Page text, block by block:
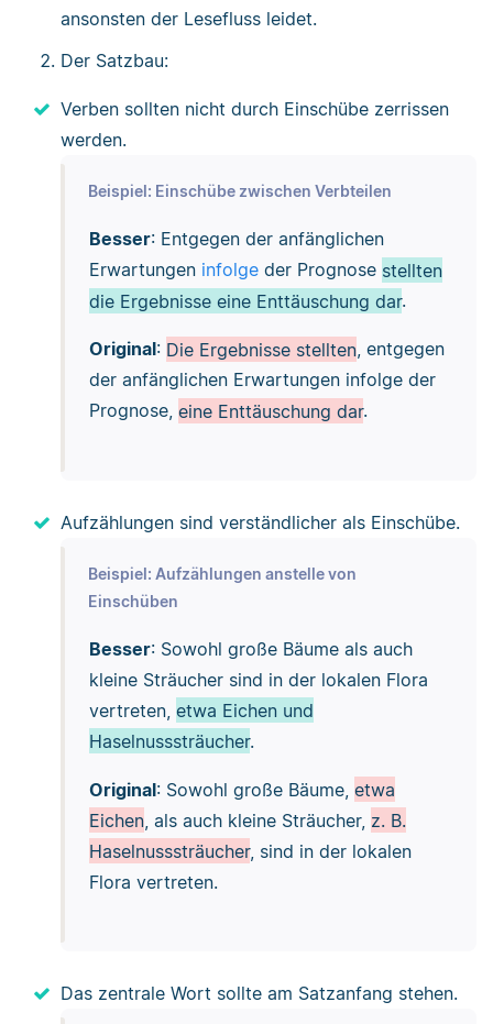
ansonsten der Lesefluss leidet.
Der Satzbau:
Verben sollten nicht durch Einschübe zerrissen
werden.
Beispiel: Einschübe zwischen Verbteilen
Besser: Entgegen der anfänglichen
Erwartungen infolgeder Prognose stellten
die Ergebnisse eine Enttäuschung dar.
Original: Die Ergebnisse stellten, entgegen
der anfänglichen Erwartungen infolge der
Prognose, eine Enttäuschung dar.
Aufzählungen sind verständlicher als Einschübe.
Beispiel: Aufzählungen anstelle von
Einschüben
Besser: Sowohl große Bäume als auch
kleine Sträucher sind in der lokalen Flora
vertreten, etwa Eichen und
Haselnusssträucher.
Original: Sowohl große Bäume, etwa
Eichen, als auch kleine Sträucher, z. B.
Haselnusssträucher, sind in der lokalen
Flora vertreten.
Das zentrale Wort sollte am Satzanfang stehen.